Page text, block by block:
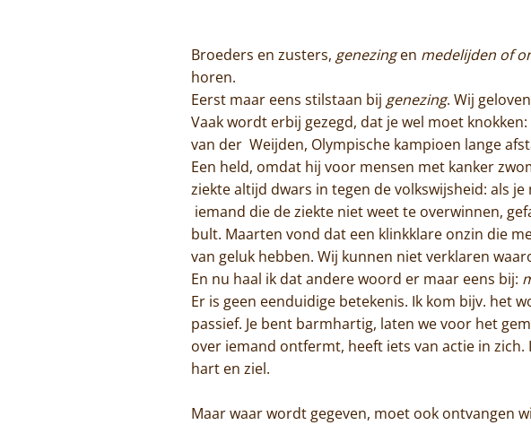
Broeders en zusters, genezingen medelijden of
horen.
Eerst maar eens stilstaan bij genezing. Wij
Vaak wordt erbij gezegd, dat je wel moet
van der Weijden, Olympische kampioen lange
Een held, omdat hij voor mensen met kanker
ziekte altijd dwars in tegen de volkswijsheid: als
iemand die de ziekte niet weet te overwinnen,
bult. Maarten vond dat een klinkklare onzin die
van geluk hebben. Wij kunnen niet verklaren
En nu haal ik dat andere woord er maar eens bij:
Er is geen eenduidige betekenis. Ik kom bijv. het
passief. Je bent barmhartig, laten we voor het
over iemand ontfermt, heeft iets van actie in
hart en ziel.
Maar waar wordt gegeven, moet ook ontvangen